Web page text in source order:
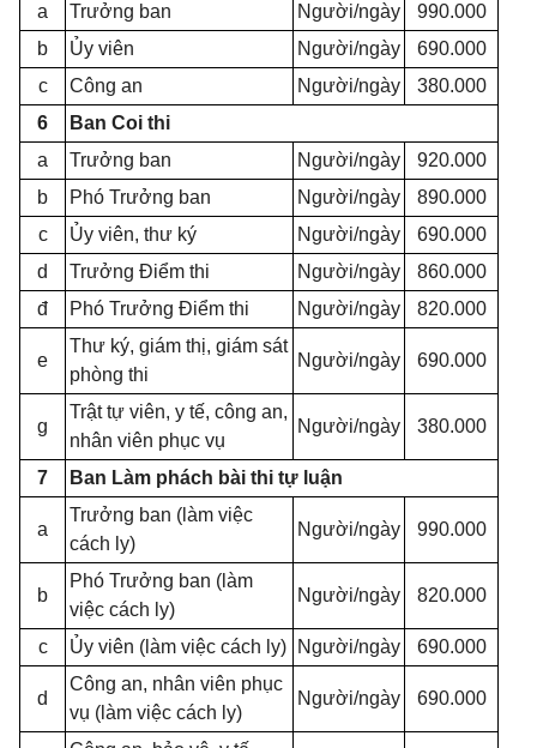
a
Trưởng ban Người/ngày
990.000
b
Ủy viên Người/ngày
690.000
c
Công an Người/ngày
380.000
6
Ban Coi thi
a
Trưởng ban Người/ngày
920.000
b
Phó Trưởng ban Người/ngày
890.000
c
Ủy viên, thư ký Người/ngày
690.000
d
Trưởng Điểm thi Người/ngày
860.000
đ
Phó Trưởng Điểm thi Người/ngày 820.000
e
Thư ký, giám thị, giám sát
phòng thi
Người/ngày 690.000
g
Trật tự viên, y tế, công an,
nhân viên phục vụ
Người/ngày 380.000
7 Ban Làm phách bài thi tự luận
a
Trưởng ban (làm việc
cách ly)
Người/ngày 990.000
b
Phó Trưởng ban (làm
việc cách ly)
Người/ngày 820.000
c Ủy viên (làm việc cách ly) Người/ngày 690.000
d
Công an, nhân viên phục
vụ (làm việc cách ly)
Người/ngày 690.000